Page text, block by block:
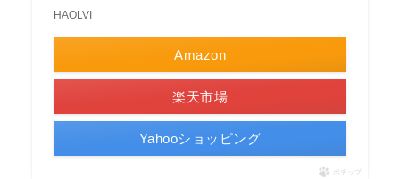
HAOLVI
Amazon
楽天市場
Yahooショッピング
ポチップ